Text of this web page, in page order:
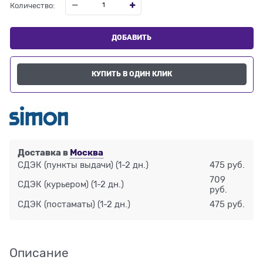
Количество:
ДОБАВИТЬ
КУПИТЬ В ОДИН КЛИК
Доставка в Москва
СДЭК (пункты выдачи) (1-2 дн.) 475 руб.
СДЭК (курьером) (1-2 дн.)
709
руб.
СДЭК (постаматы) (1-2 дн.) 475 руб.
Описание